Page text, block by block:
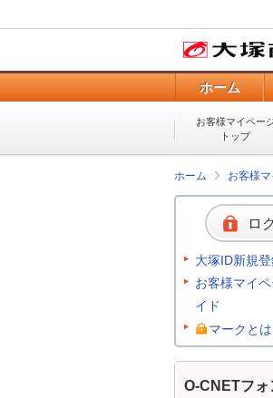
ホーム
お客様マイペー
トップ
ホーム お客様
ロ
大塚ID新規登
お客様マイ
イド
マークとは
O-CNETフ